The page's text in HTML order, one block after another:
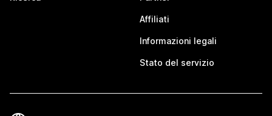
Affiliati
Informazioni legali
Stato del servizio